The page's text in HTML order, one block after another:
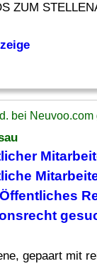
ZUM
bei Neuvoo.com
gepaart mit